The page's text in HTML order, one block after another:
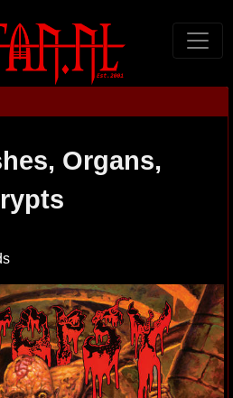
Organs,